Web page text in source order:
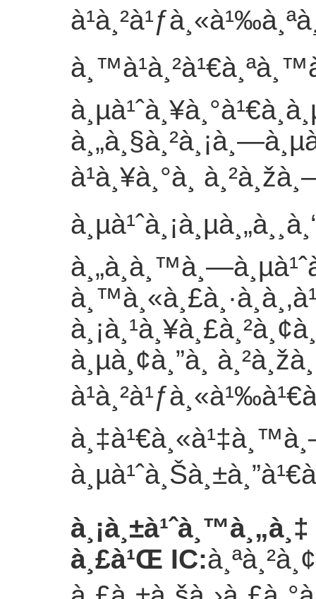
à¹à¸¥à¸°à¸
à¸µà¸¢à¸”à¸
à¸£à¹Œ IC: